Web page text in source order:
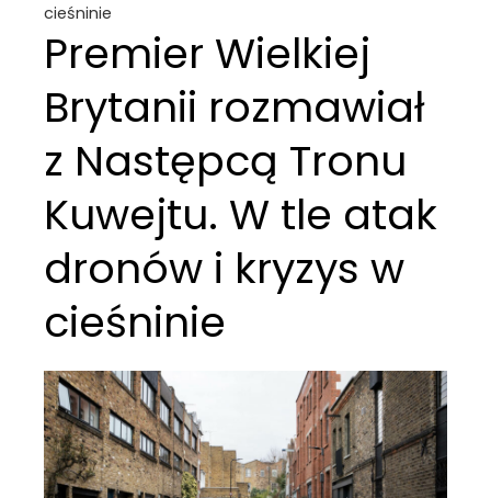
cieśninie
Premier Wielkiej
Brytanii rozmawiał
z Następcą Tronu
Kuwejtu. W tle atak
dronów i kryzys w
cieśninie